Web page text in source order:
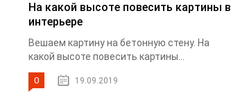
На какой высоте повесить картины в
интерьере
Вешаем картину на бетонную стену. На
какой высоте повесить картины...
0 19.09.2019